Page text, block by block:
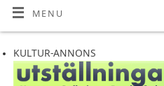
MENU
KULTUR-ANNONS